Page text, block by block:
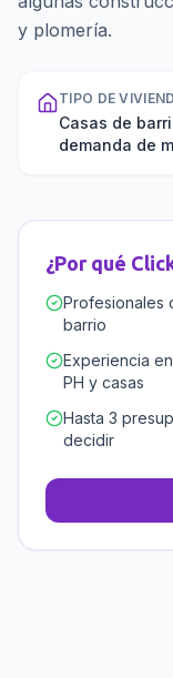
y plomería.
TIPO DE
Casas de
demanda de
¿Por qué
Profesionales
barrio
Experiencia
PH y casas
Hasta 3
decidir